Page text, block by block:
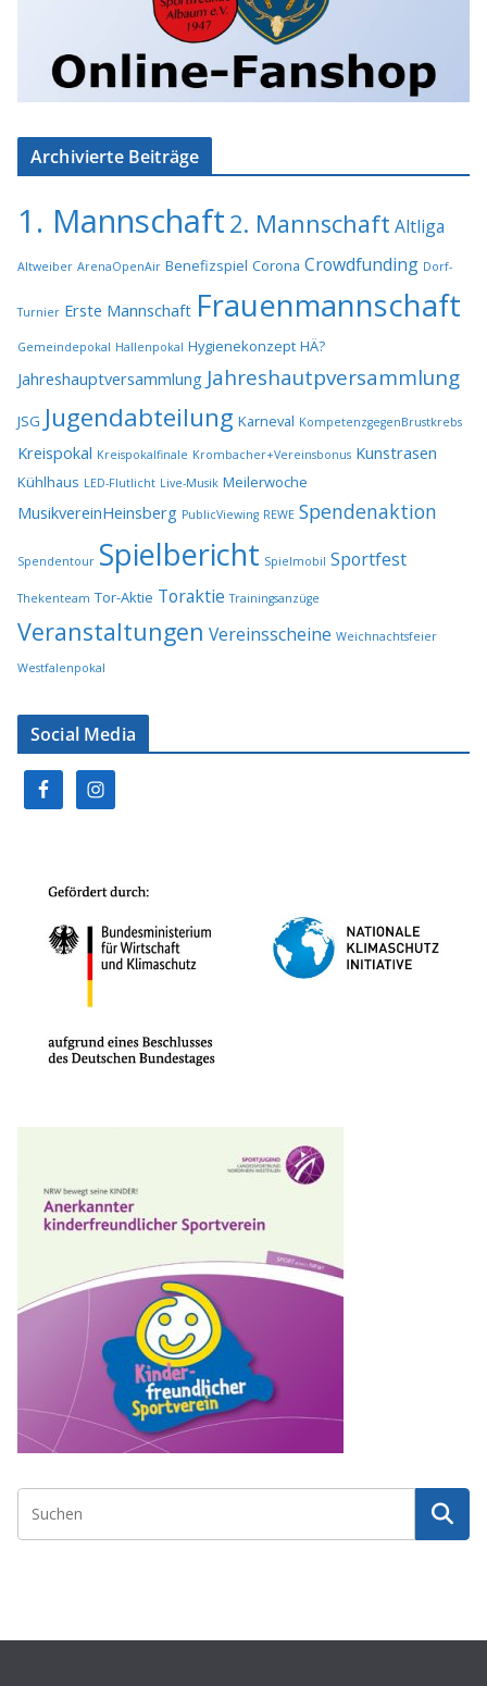
Archivierte Beiträge
1. Mannschaft 2. Mannschaft Altliga
Altweiber ArenaOpenAir Benefizspiel Corona Crowdfunding Dorf-
Turnier Erste Mannschaft Frauenmannschaft
Gemeindepokal Hallenpokal Hygienekonzept HÄ?
Jahreshauptversammlung Jahreshautpversammlung
JSG Jugendabteilung Karneval KompetenzgegenBrustkrebs
Kreispokal Kreispokalfinale Krombacher+Vereinsbonus Kunstrasen
Kühlhaus LED-Flutlicht Live-Musik Meilerwoche
MusikvereinHeinsberg PublicViewing REWE Spendenaktion
Spendentour Spielbericht Spielmobil Sportfest
Thekenteam Tor-Aktie Toraktie Trainingsanzüge
Veranstaltungen Vereinsscheine Weichnachtsfeier
Westfalenpokal
Social Media